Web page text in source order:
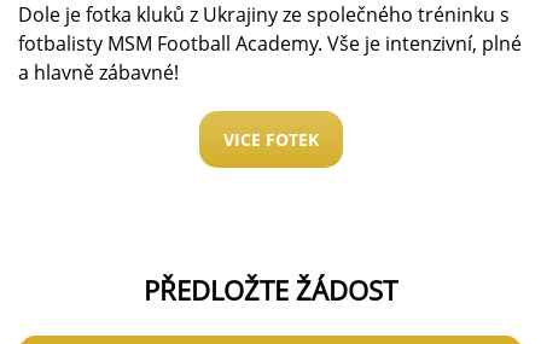
Dole je fotka kluků z Ukrajiny ze společného tréninku s
fotbalisty MSM Football Academy. Vše je intenzivní, plné
a hlavně zábavné!
VICE FOTEK
PŘEDLOŽTE ŽÁDOST